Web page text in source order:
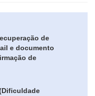
de
e documento
de